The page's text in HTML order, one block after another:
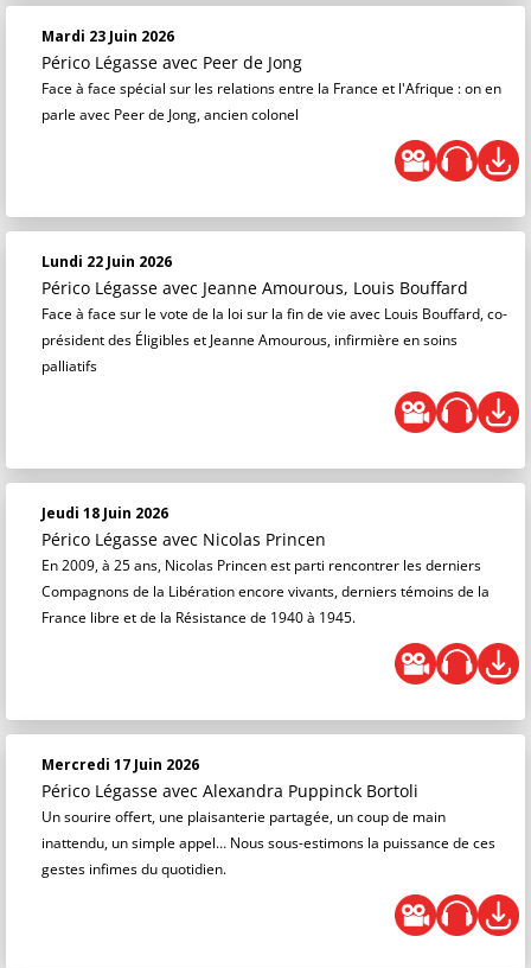
Mardi 23 Juin 2026
Périco Légasse avec Peer de Jong
Face à face spécial sur les relations entre la France et l'Afrique : on en
parle avec Peer de Jong, ancien colonel
Lundi 22 Juin 2026
Périco Légasse avec Jeanne Amourous, Louis Bouffard
Face à face sur le vote de la loi sur la fin de vie avec Louis Bouffard, co-
président des Éligibles et Jeanne Amourous, infirmière en soins
palliatifs
Jeudi 18 Juin 2026
Périco Légasse avec Nicolas Princen
En 2009, à 25 ans, Nicolas Princen est parti rencontrer les derniers
Compagnons de la Libération encore vivants, derniers témoins de la
France libre et de la Résistance de 1940 à 1945.
Mercredi 17 Juin 2026
Périco Légasse avec Alexandra Puppinck Bortoli
Un sourire offert, une plaisanterie partagée, un coup de main
inattendu, un simple appel… Nous sous-estimons la puissance de ces
gestes infimes du quotidien.